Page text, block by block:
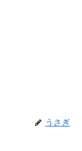
うさぎ